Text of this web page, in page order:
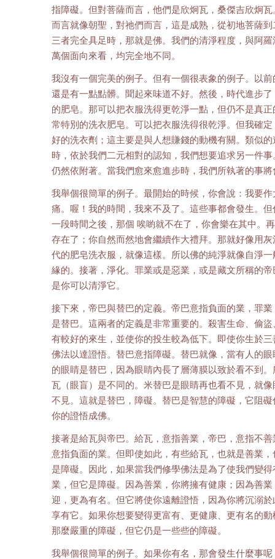
指障礙。但對菩薩而言，他們是欣炯瓦，桑傑吉欣炯
而言就像朝聖，對祂們而言，這是成熟，從初地菩薩
三者完全具足時，那就是佛。我們的清淨程度，與阿
萬個面向來看，均完全地不同。
我沒有一個完美的例子。但有一個很表象的例子。以
還是有一點點髒。聞起來味道不好。然後，時代進步
的肥皂。那可以把衣服洗得更乾淨一點，但仍不是真
常特別的洗衣肥皂。可以把衣服洗得很乾淨。但我確
好的洗衣劑；這主要是與人想賺錢的動機有關。類似
時，依於我們二元相對的認知，我們想要追求另一件
仍然依附著。當我們愈來愈進步時，我們所執著的事
我舉個很簡單的例子。最開始的時候，你會說：我要
痛。喔！我的時間，我來不及了。這些事都會發生。
一段時間之後，那個 唉喲就不在了，你會樂在其中。
存在了；你自然而然地會繼續作大禮拜。那就好像用
代的肥皂洗衣服，就像這樣。所以佛的純淨就像自淨
緣的。接著，淨化。罪業或是惡業，或是藏文所稱的
是你可以清淨它。
接下來，帝巴與替巴的定義。帝巴意指負面的業，罪
是替巴。這兩者的定義是非常重要的。殺害生命、偷
有較好的來生，並使你的投生較為低下。即使你生於
佛法以達證悟。替巴意指障礙。替巴就像，當有人的
的眼睛是替巴，因為眼睛內長了層薄膜以致於看不到
瓦（眼盲）是不同的。米替巴是眼睛再也看不見，就
不見。這就是替巴，障礙。替巴是智慧的障礙，它阻
你的證悟成佛。
接著是給瓦與帝巴。給瓦，意指善業，帝巴，意指不
意指負面的業。但即使如此，有些給瓦，也就是善業
是障礙。因此，如果當我們修學佛法是為了使我們變
業，但它是障礙。因為善業，你將擁有健康；因為善
迎，更為有名。但它將使你遠離證悟，因為你將沉溺
享有它。如果你想要變得更富有、更健康、更有名的
那麼嚴重的障礙，但它仍是一些些的障礙。
我舉個很簡單的例子。如果你有名，那會發生什麼事